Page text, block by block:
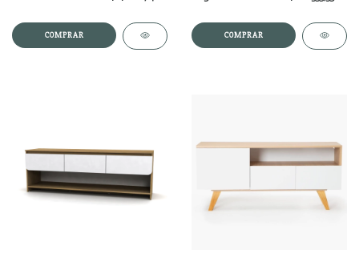
COMPRAR COMPRAR